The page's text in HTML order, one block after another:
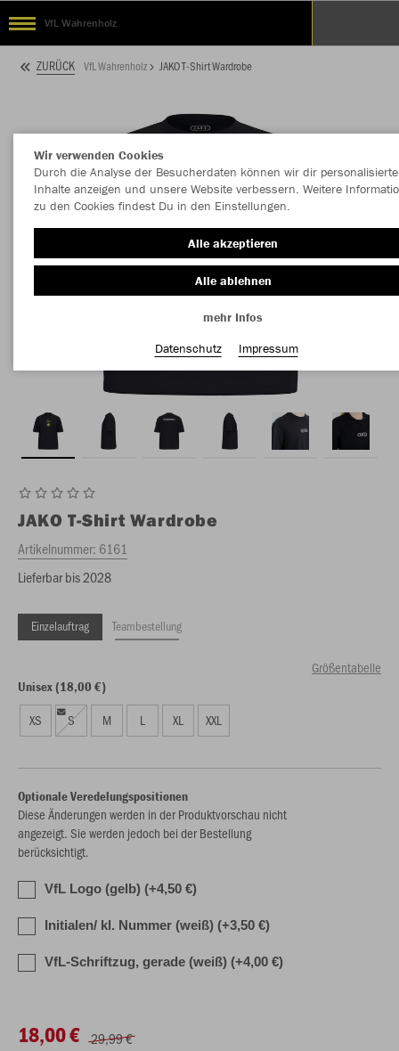
VfL Wahrenholz
ZURÜCK VfL Wahrenholz JAKO T-Shirt Wardrobe
JAKO T-Shirt Wardrobe
Artikelnummer: 6161
Lieferbar bis 2028
Einzelauftrag Teambestellung
Größentabelle
Unisex (18,00 €)
XS S M L XL XXL
Optionale Veredelungspositionen
Diese Änderungen werden in der Produktvorschau nicht
angezeigt. Sie werden jedoch bei der Bestellung
berücksichtigt.
VfL Logo (gelb) (+4,50 €)
Initialen/ kl. Nummer (weiß) (+3,50 €)
VfL-Schriftzug, gerade (weiß) (+4,00 €)
18,00 € 29,99 €
Wir verwenden Cookies
Durch die Analyse der Besucherdaten können wir dir personalisierte
Inhalte anzeigen und unsere Website verbessern. Weitere
zu den Cookies findest Du in den Einstellungen.
Alle akzeptieren
Alle ablehnen
mehr Infos
Datenschutz
Impressum